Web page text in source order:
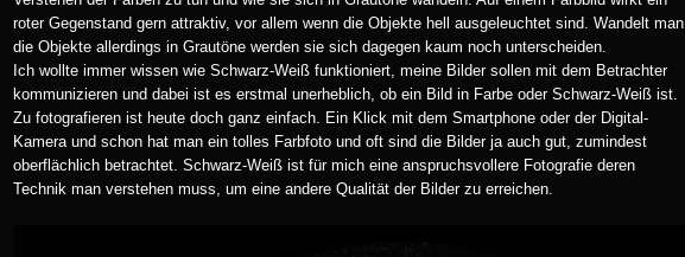
roter Gegenstand gern attraktiv, vor allem wenn die Objekte hell ausgeleuchtet sind. Wandelt man
die Objekte allerdings in Grautöne werden sie sich dagegen kaum noch unterscheiden.
Ich wollte immer wissen wie Schwarz-Weiß funktioniert, meine Bilder sollen mit dem Betrachter
kommunizieren und dabei ist es erstmal unerheblich, ob ein Bild in Farbe oder Schwarz-Weiß ist.
Zu fotografieren ist heute doch ganz einfach. Ein Klick mit dem Smartphone oder der Digital-
Kamera und schon hat man ein tolles Farbfoto und oft sind die Bilder ja auch gut, zumindest
oberflächlich betrachtet. Schwarz-Weiß ist für mich eine anspruchsvollere Fotografie deren
Technik man verstehen muss, um eine andere Qualität der Bilder zu erreichen.